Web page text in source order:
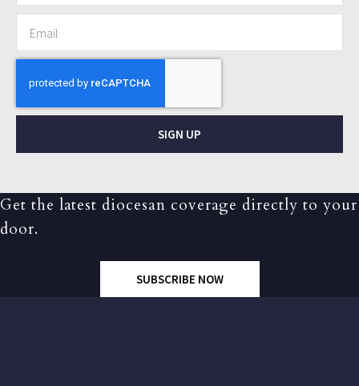
SIGN UP
Get the latest diocesan coverage directly to your
door.
SUBSCRIBE NOW